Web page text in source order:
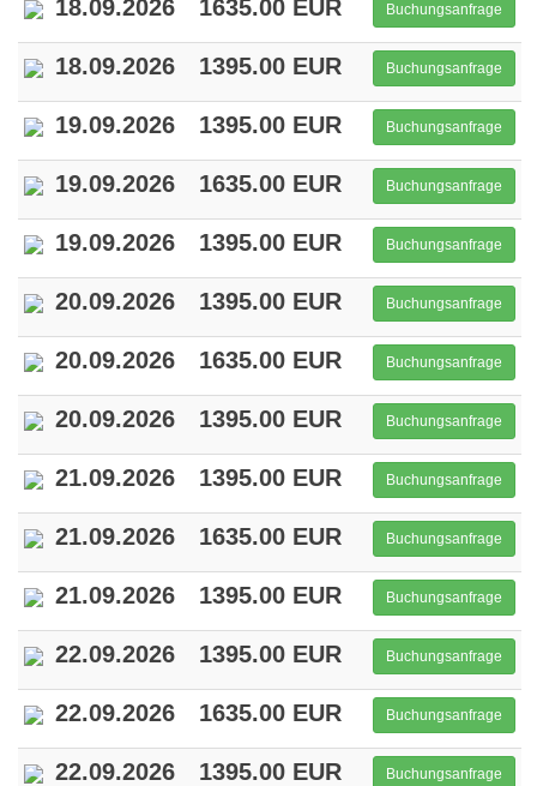
18.09.2026 1635.00 EUR Buchungsanfrage
18.09.2026 1395.00 EUR Buchungsanfrage
19.09.2026 1395.00 EUR Buchungsanfrage
19.09.2026 1635.00 EUR Buchungsanfrage
19.09.2026 1395.00 EUR Buchungsanfrage
20.09.2026 1395.00 EUR Buchungsanfrage
20.09.2026 1635.00 EUR Buchungsanfrage
20.09.2026 1395.00 EUR Buchungsanfrage
21.09.2026 1395.00 EUR Buchungsanfrage
21.09.2026 1635.00 EUR Buchungsanfrage
21.09.2026 1395.00 EUR Buchungsanfrage
22.09.2026 1395.00 EUR Buchungsanfrage
22.09.2026 1635.00 EUR Buchungsanfrage
22.09.2026 1395.00 EUR Buchungsanfrage